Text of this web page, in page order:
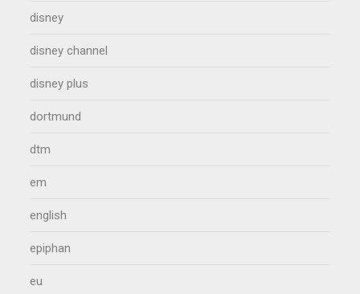
disney
disney channel
disney plus
dortmund
dtm
em
english
epiphan
eu